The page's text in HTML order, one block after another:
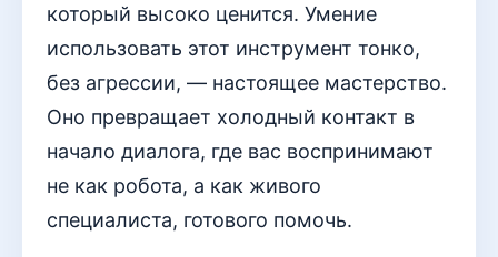
который высоко ценится. Умение
использовать этот инструмент тонко,
без агрессии, — настоящее мастерство.
Оно превращает холодный контакт в
начало диалога, где вас воспринимают
не как робота, а как живого
специалиста, готового помочь.